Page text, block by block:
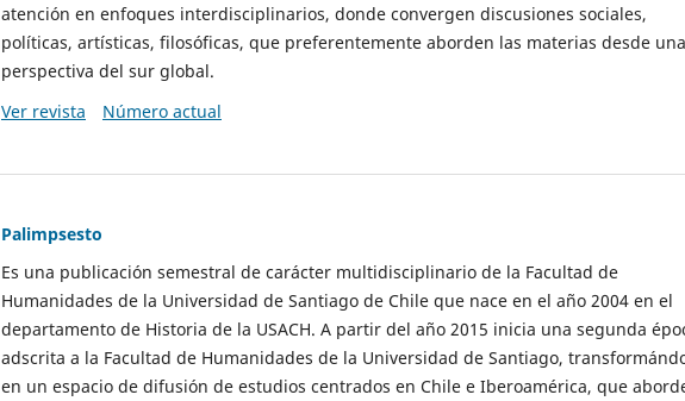
atención en enfoques interdisciplinarios, donde convergen discusiones sociales,
políticas, artísticas, filosóficas, que preferentemente aborden las materias desde una
perspectiva del sur global.
Ver revista
Número actual
Palimpsesto
Es una publicación semestral de carácter multidisciplinario de la Facultad de
Humanidades de la Universidad de Santiago de Chile que nace en el año 2004 en el
departamento de Historia de la USACH. A partir del año 2015 inicia una segunda
adscrita a la Facultad de Humanidades de la Universidad de Santiago,
en un espacio de difusión de estudios centrados en Chile e Iberoamérica, que